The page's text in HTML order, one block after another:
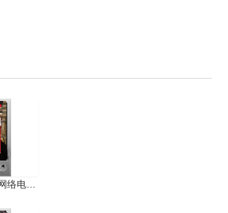
2026年3月24日中国有色网络电视新闻